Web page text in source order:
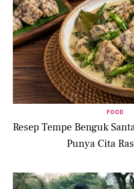
FOOD
Resep Tempe Benguk
Punya Cita